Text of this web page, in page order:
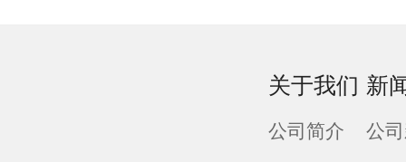
关于我们
公司简介
新
公